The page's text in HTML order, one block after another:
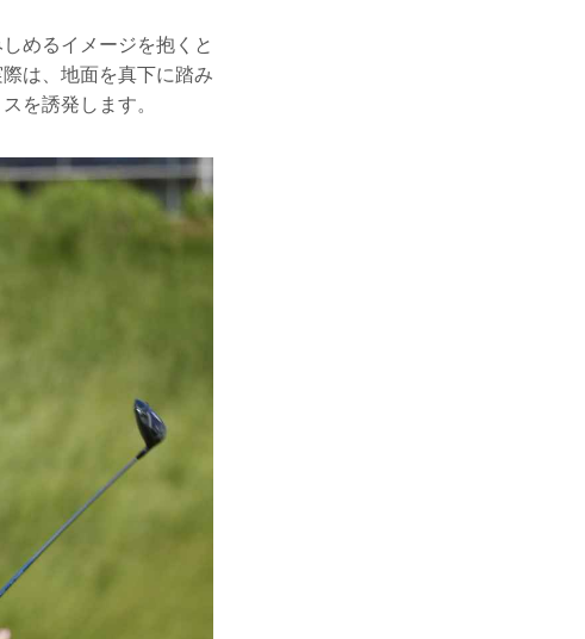
めるイメージを抱くと
は、地面を真下に踏み
を誘発します。